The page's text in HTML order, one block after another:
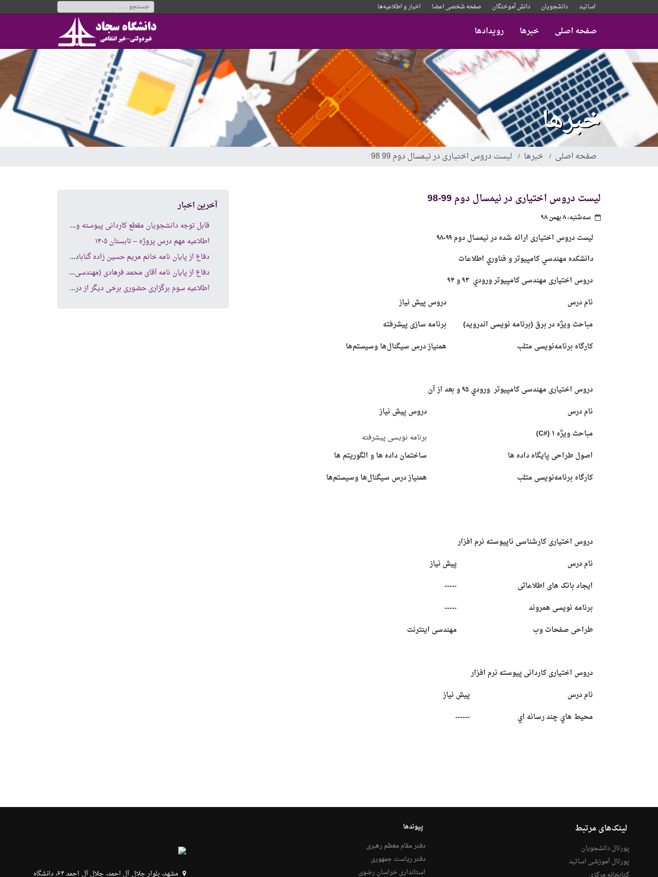
به
اساتید دانشجویان دانش آموختگان صفحه شخصی اعضا اخبار و‌ اطلاعیه‌ها
صفحه اصلی خبرها رویدادها
خبرها
صفحه اصلی خبرها لیست دروس اختیاری در نيمسال دوم 99 98
لیست دروس اختیاری در نيمسال دوم 99-98
سه‌شنبه، ۸ بهمن ۹۸
لیست دروس اختیاری ارائه شده در نيمسال دوم ۹۹-۹۸
دانشكده مهندسي کامپیوتر و فناوري اطلاعات
دروس اختیاری مهندسی کامپیوترورودي
نام درس
دروس پيش نياز
مباحث ویژه در برق (برنامه نویسی اندروید)
برنامه سازی پیشرفته
کارگاه برنامه‌نویسی متلب
همنیاز درس سیگنال‌ها وسیستم‌ها
دروس اختیاری مهندسی کامپیوتر ورودي ۹۵ و بعد از آن
نام درس
دروس پيش نياز
مباحث ویژه ۱ (#C
)
برنامه نویسی پیشرفته
اصول طراحی پایگاه داده ها
ساختمان داده ها و الگوریتم ها
کارگاه برنامه‌نویسی متلب
همنیاز درس سیگنال‌ها وسیستم‌ها
دروس اختیاری کارشناسی ناپیوسته نرم افزار
نام درس
پیش نیاز
ایجاد بانک های اطلاعاتی
-----
برنامه نویسی همروند
-----
طراحی صفحات وب
مهندسی اینترنت
دروس اختیاری کاردانی پیوسته نرم افزار
نام درس
پیش نیاز
محيط هاي چند رسانه اي
------
آخرین اخبار
قاب
ل توجه دانشجویان مقطع کاردانی پیوسته و کارشناسی ناپیوسته
اطلاعیه مهم درس پروژه – تابستان ۱۴۰۵
دفا
ع از پایان نامه خانم مریم حسین زاده گنابادی (مهندسی کامپیوتر نرم افزار )
دفا
ع از پایان نامه آقای محمد فرهادی (مهندسی کامپیوتر -شبکه های کامپیوتری )
اطل
اعیه سوم برگزاری حضوری برخی دیگر از دروس دانشکده کامپیوتر و فناوری اطلاعات
لینک‌های مرتبط
پورتال دانشجویان
پورتال آموزشی اساتید
پیوندها
دفتر مقام معظم رهبری
دفتر ریاست جمهوری
استانداری خراسان رضوی
مشهد، بلوار جلال آل احمد، جلال آل احمد ۶۴، دانشگاه